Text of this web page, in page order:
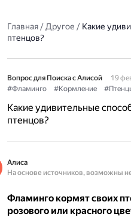
Главная/Другое / Какие
птенцов?
Вопрос для Поиска с Алисой
19
#Фламинго
#Кормление
Какие удивительные
птенцов?
Алиса
На основе источников, возможны
Фламинго кормят своих
розового или красного